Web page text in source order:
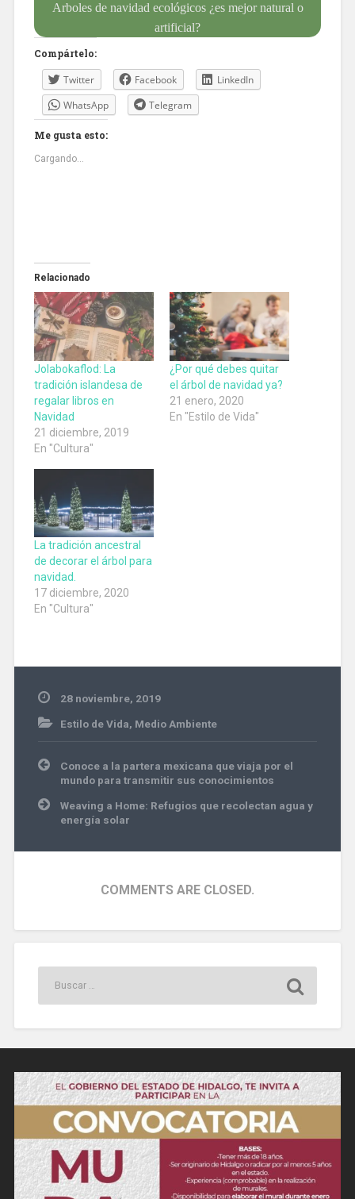
Arboles de navidad ecológicos ¿es mejor natural o
artificial?
Compártelo:
Twitter Facebook
LinkedIn
WhatsApp
Telegram
Me gusta esto:
Cargando...
Relacionado
Jolabokaflod: La
tradición islandesa de
regalar libros en
Navidad
21 diciembre, 2019
En "Cultura"
¿Por qué debes quitar
el árbol de navidad ya?
21 enero, 2020
En "Estilo de Vida"
La tradición ancestral
de decorar el árbol para
navidad.
17 diciembre, 2020
En "Cultura"
28 noviembre, 2019
Estilo de Vida, Medio Ambiente
Navegación
de
entradas
Conoce a la partera mexicana que viaja por el
mundo para transmitir sus conocimientos
Weaving a Home: Refugios que recolectan agua y
energía solar
COMMENTS ARE CLOSED.